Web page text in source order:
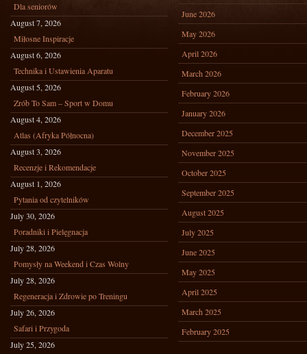
Dla seniorów
August 7, 2026
Miłosne Inspiracje
August 6, 2026
Technika i Ustawienia Aparatu
August 5, 2026
Zrób To Sam – Sport w Domu
August 4, 2026
Atlas (Afryka Północna)
August 3, 2026
Recenzje i Rekomendacje
August 1, 2026
Pytania od czytelników
July 30, 2026
Poradniki i Pielęgnacja
July 28, 2026
Pomysły na Weekend i Czas Wolny
July 28, 2026
Regeneracja i Zdrowie po Treningu
July 26, 2026
Safari i Przygoda
July 25, 2026
June 2026
May 2026
April 2026
March 2026
February 2026
January 2026
December 2025
November 2025
October 2025
September 2025
August 2025
July 2025
June 2025
May 2025
April 2025
March 2025
February 2025